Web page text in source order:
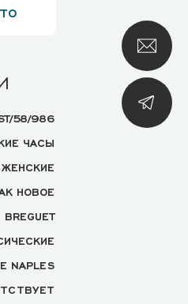
58/986
ЧАСЫ
ЖЕНСКИЕ
НОВОЕ
BREGUET
NAPLES